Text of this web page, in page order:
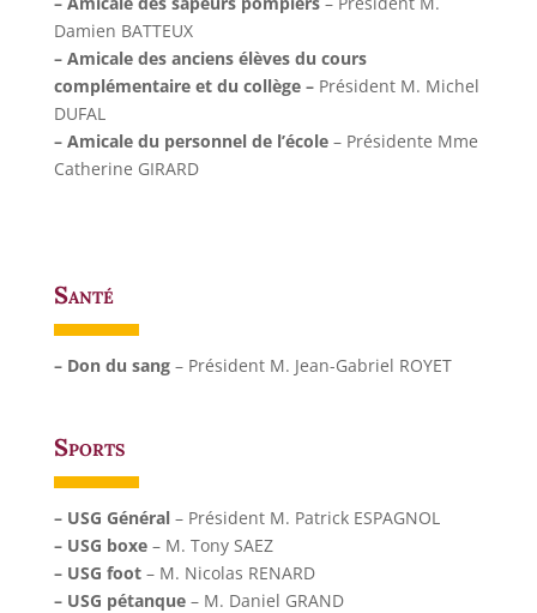
Damien BATTEUX
– Amicale des anciens élèves du cours
complémentaire et du collège – Président M. Michel
DUFAL
– Amicale du personnel de l’école– Présidente Mme
Catherine GIRARD
Santé
– Don du sang– Président M. Jean-Gabriel ROYET
Sports
– USG Général– Président M. Patrick ESPAGNOL
– USG boxe– M. Tony SAEZ
– USG foot– M. Nicolas RENARD
– USG pétanque– M. Daniel GRAND